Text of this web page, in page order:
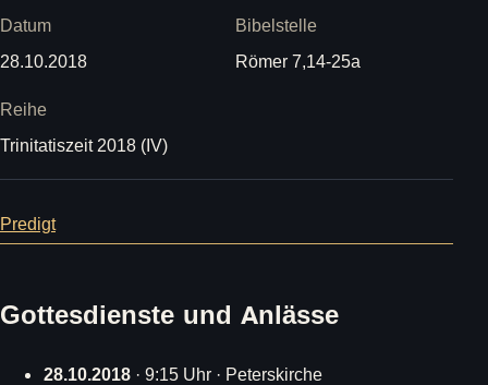
Datum
28.10.2018
Bibelstelle
Römer 7,14-25a
Reihe
Trinitatiszeit 2018 (IV)
Predigt
Gottesdienste und Anlässe
28.10.2018 · 9:15 Uhr · Peterskirche